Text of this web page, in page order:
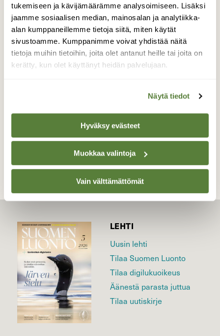
tukemiseen ja kävijämäärämme analysoimiseen. Lisäksi
jaamme sosiaalisen median, mainosalan ja analytiikka-
alan kumppaneillemme tietoja siitä, miten käytät
sivustoamme. Kumppanimme voivat yhdistää näitä
tietoja muihin tietoihin, joita olet antanut heille tai joita on
kerätty, kun olet käyttänyt heidän palvelujaan.
Näytä tiedot
Hyväksy evästeet
Muokkaa valintoja
Vain välttämättömät
Erikoisverailija
Ehkä metsäviklo on viihtynyt linturannalla jo
kauan.
Valokuvaaja: Reijo Juurinen, Töölönlahti Elokuu
LEHTI
Uusin lehti
Tilaa Suomen Luonto
Tilaa digilukuoikeus
Äänestä parasta juttua
Tilaa uutiskirje